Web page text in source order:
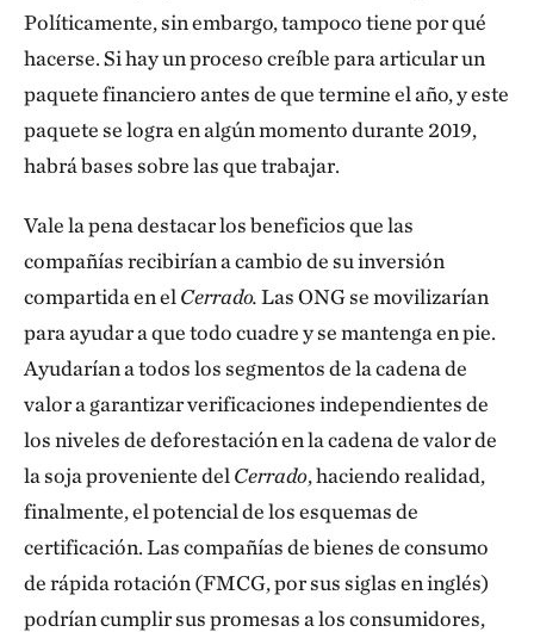
Políticamente, sin embargo, tampoco tiene por qué
hacerse. Si hay un proceso creíble para articular un
paquete financiero antes de que termine el año, y este
paquete se logra en algún momento durante 2019,
habrá bases sobre las que trabajar.
Vale la pena destacar los beneficios que las
compañías recibirían a cambio de su inversión
compartida en el Cerrado.Las ONG se movilizarían
para ayudar a que todo cuadre y se mantenga en pie.
Ayudarían a todos los segmentos de la cadena de
valor a garantizar verificaciones independientes de
los niveles de deforestación en la cadena de valor de
la soja proveniente del Cerrado, haciendo realidad,
finalmente, el potencial de los esquemas de
certificación. Las compañías de bienes de consumo
de rápida rotación (FMCG, por sus siglas en inglés)
podrían cumplir sus promesas a los consumidores,